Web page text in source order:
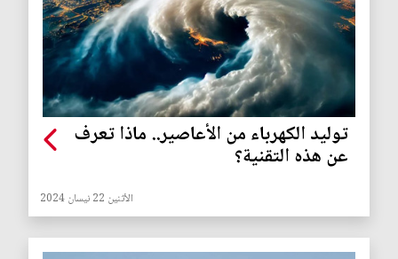
توليد الكهرباء من الأعاصير.. ماذا تعرف
عن هذه التقنية؟
الأثنين 22 نيسان 2024